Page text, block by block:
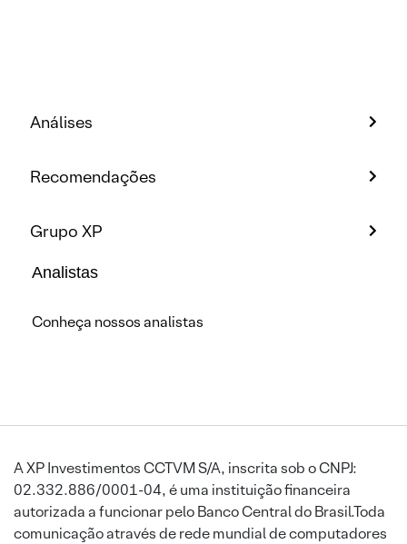
Análises
Recomendações
Grupo XP
Analistas
Conheça nossos analistas
A XP Investimentos CCTVM S/A, inscrita sob o CNPJ:
02.332.886/0001-04, é uma instituição financeira
autorizada a funcionar pelo Banco Central do Brasil.Toda
comunicação através de rede mundial de computadores